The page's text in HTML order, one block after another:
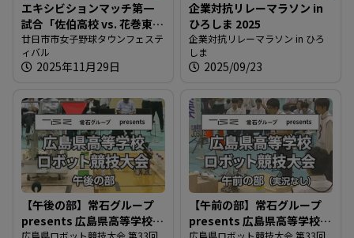
エキシビションマッチ第一
試合「佐伯高校 vs. 花巻東高
校」
廿日市市女子野球タウンフェステ
ィバル
2025年11月29日
企業対抗リレーマラソン in
ひろしま 2025
企業対抗リレーマラソン in ひろ
しま
2025/09/23
【午後の部】常石グループ
presents 広島県高等学校ロ
広島県ロボット競技大会 第33回
【午前の部】常石グループ
presents 広島県高等学校ロ
広島県ロボット競技大会 第33回